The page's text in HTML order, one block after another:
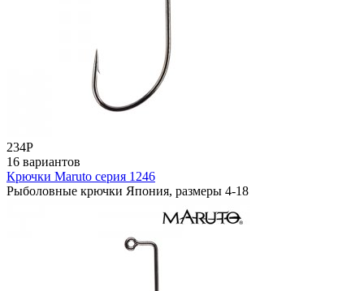
234Р
16 вариантов
Крючки Maruto серия 1246
Рыболовные крючки Япония, размеры 4-18